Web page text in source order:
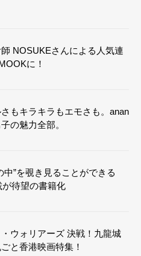
NOSUKEさんによる人気連
に！
もキラキラもエモさも。anan
の魅力全部。
中”を覗き見ることができる
待望の書籍化
・ウォリアーズ 決戦！九龍城
と香港映画特集！